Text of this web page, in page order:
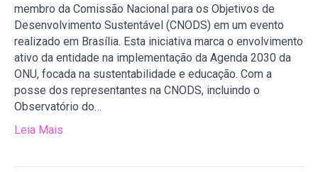
membro da Comissão Nacional para os Objetivos de
Desenvolvimento Sustentável (CNODS) em um evento
realizado em Brasília. Esta iniciativa marca o envolvimento
ativo da entidade na implementação da Agenda 2030 da
ONU, focada na sustentabilidade e educação. Com a
posse dos representantes na CNODS, incluindo o
Observatório do…
Leia Mais